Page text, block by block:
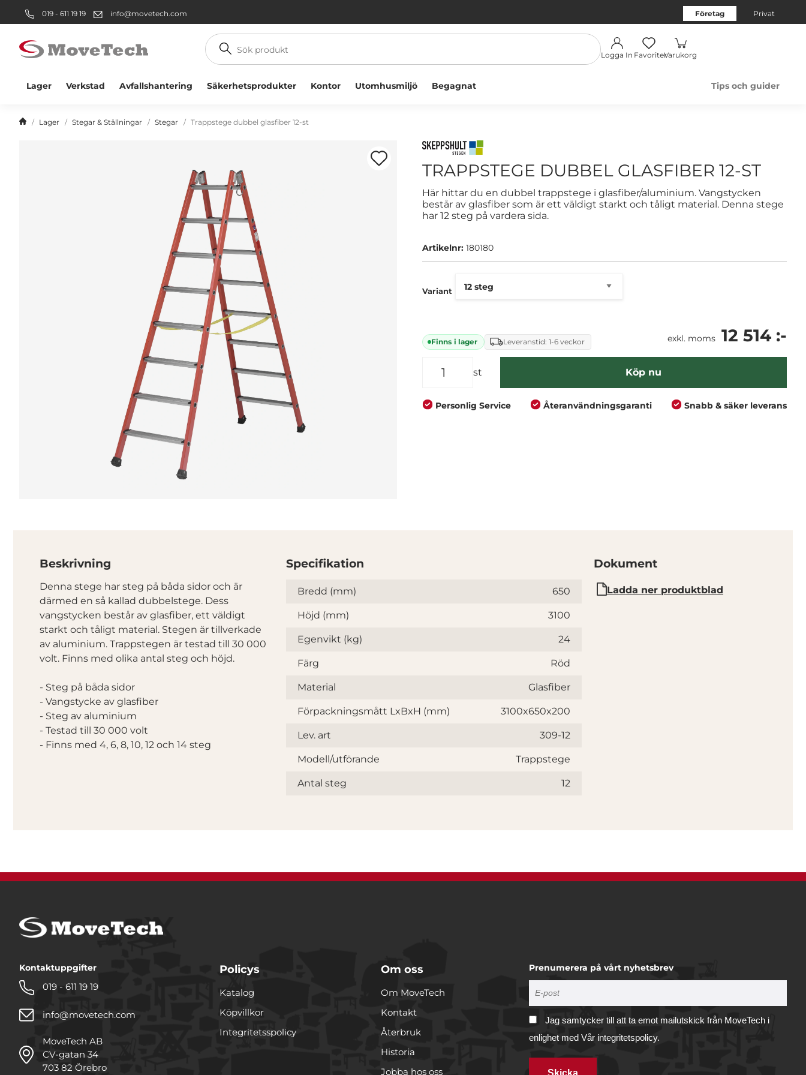
019 - 611 19 19 info@movetech.com Företag Privat
Sök
produkt
Logga In FavoriterVarukorg
Lager Verkstad Avfallshantering Säkerhetsprodukter Kontor Utomhusmiljö Begagnat Tips och guider
Lager Stegar & Ställningar Stegar Trappstege dubbel glasfiber 12-st
TRAPPSTEGE DUBBEL GLASFIBER 12-ST
Här hittar du en dubbel trappstege i glasfiber/aluminium. Vangstycken
består av glasfiber som är ett väldigt starkt och tåligt material. Denna stege
har 12 steg på vardera sida.
Artikelnr: 180180
Variant
Finns i lager Leveranstid: 1-6 veckor exkl. moms 12 514 :-
st Köp nu
Personlig Service Återanvändningsgaranti Snabb & säker leverans
Beskrivning
Denna stege har steg på båda sidor och är
därmed en så kallad dubbelstege. Dess
vangstycken består av glasfiber, ett väldigt
starkt och tåligt material. Stegen är tillverkade
av aluminium. Trappstegen är testad till 30 000
volt. Finns med olika antal steg och höjd.
- Steg på båda sidor
- Vangstycke av glasfiber
- Steg av aluminium
- Testad till 30 000 volt
- Finns med 4, 6, 8, 10, 12 och 14 steg
Specifikation
Specifikation
Bredd (mm) 650
Höjd (mm) 3100
Egenvikt (kg) 24
Färg Röd
Material Glasfiber
Förpackningsmått LxBxH (mm) 3100x650x200
Lev. art 309-12
Modell/utförande Trappstege
Antal steg 12
Dokument
Ladda ner produktblad
Kontaktuppgifter
019 - 611 19 19
info@movetech.com
MoveTech AB
CV-gatan 34
703 82 Örebro
Policys
Katalog
Köpvillkor
Integritetsspolicy
Om oss
Om MoveTech
Kontakt
Återbruk
Historia
Jobba hos oss
Prenumerera på vårt nyhetsbrev
Jag samtycker till att ta emot mailutskick från MoveTech i
enlighet med Vår integritetspolicy.
Skicka
Välkommen! Välj hur du vill handla:
Privatperson